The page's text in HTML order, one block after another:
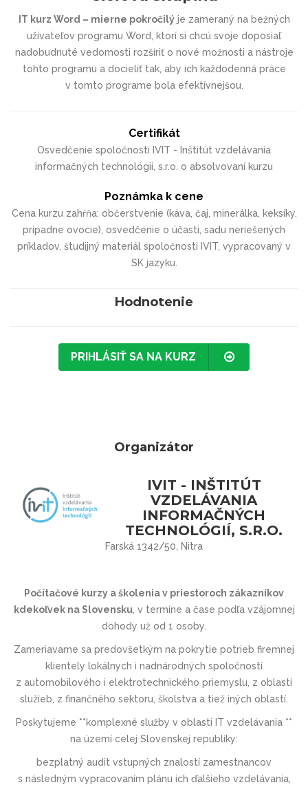
IT kurz Word – mierne pokročilýje zameraný na bežných
užívateľov programu Word, ktorí si chcú svoje doposiaľ
nadobudnuté vedomosti rozšíriť o nové možnosti a nástroje
tohto programu a docieliť tak, aby ich každodenná práce
v tomto programe bola efektívnejšou.
Certifikát
Osvedčenie spoločnosti IVIT - Inštitút vzdelávania
informačných technológií, s.r.o. o absolvovaní kurzu
Poznámka k cene
Cena kurzu zahŕňa: občerstvenie (káva, čaj, minerálka, keksíky,
prípadne ovocie), osvedčenie o účasti, sadu neriešených
príkladov, študijný materiál spoločnosti IVIT, vypracovaný v
SK jazyku.
Hodnotenie
PRIHLÁSIŤ SA NA KURZ
Organizátor
IVIT - INŠTITÚT
VZDELÁVANIA
INFORMAČNÝCH
TECHNOLÓGIÍ, S.R.O.
Farská 1342/50, Nitra
Počítačové kurzy a školenia v priestoroch zákazníkov
kdekoľvek na Slovensku, v termíne a čase podľa vzájomnej
dohody už od 1 osoby.
Zameriavame sa predovšetkým na pokrytie potrieb firemnej
klientely lokálnych i nadnárodných spoločností
z automobilového i elektrotechnic­kého priemyslu, z oblastí
služieb, z finančného sektoru, školstva a tiež iných oblastí.
Poskytujeme **komplexné služby v oblasti IT vzdelávania **
na území celej Slovenskej republiky:
bezplatný audit vstupných znalostí zamestnancov
s následným vypracovaním plánu ich ďalšieho vzdelávania,